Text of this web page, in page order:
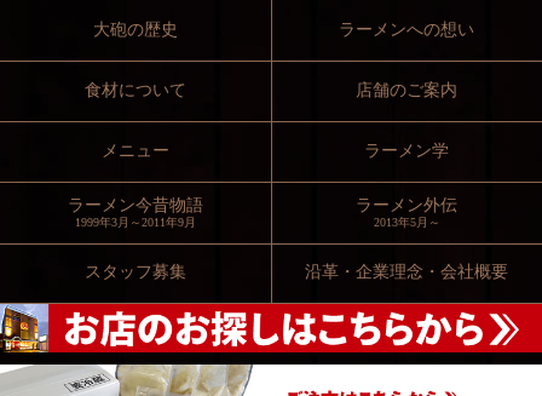
大砲の歴史 ラーメンへの想い
食材について 店舗のご案内
メニュー ラーメン学
ラーメン今昔物語
1999年3月～2011年9月
ラーメン外伝
2013年5月～
スタッフ募集 沿革・企業理念・会社概要